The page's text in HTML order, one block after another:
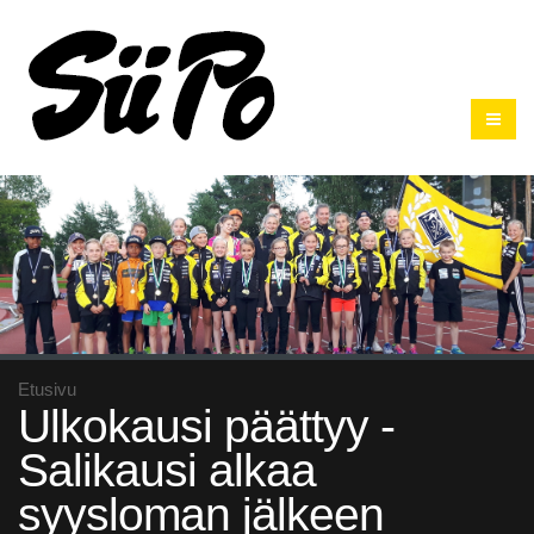
Etusivu
Ulkokausi päättyy -
Salikausi alkaa
syysloman jälkeen